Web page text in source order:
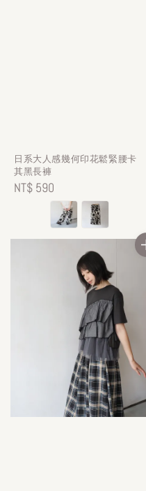
日系大人感幾何印花鬆緊腰卡
其黑長褲
Regular
NT$ 590